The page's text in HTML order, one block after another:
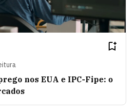
nos EUA e IPC-Fipe: o